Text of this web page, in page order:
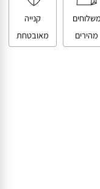
משלוחים קנייה